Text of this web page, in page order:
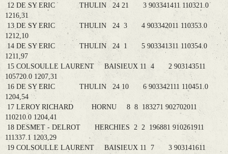
12 DE SY ERIC THULIN 24 21 3 903341411 110321.0
1216,31
13 DE SY ERIC THULIN 24 3 4 903342011 110353.0
1212,10
14 DE SY ERIC THULIN 24 1 5 903341311 110354.0
1211,97
15 COLSOULLE LAURENT BAISIEUX 11 4 2 903143511
105720.0 1207,31
16 DE SY ERIC THULIN 24 10 6 903342111 110451.0
1204,54
17 LEROY RICHARD HORNU 8 8 183271 902702011
110210.0 1204,41
18 DESMET - DELROT HERCHIES 2 2 196881 910261911
111337.1 1203,29
19 COLSOULLE LAURENT BAISIEUX 11 7 3 903141611